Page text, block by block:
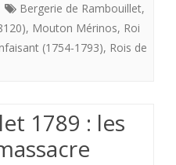
vous
que
Bergerie de Rambouillet,
, Mouton Mérinos, Roi
(1754-1793), Rois de
1789 : les